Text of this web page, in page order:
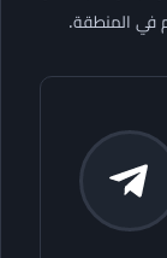
في المنطقة.